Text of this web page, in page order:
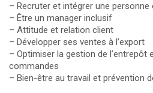
– Recruter et intégrer une
– Être un manager inclusif
– Attitude et relation client
– Développer ses ventes à l’export
– Optimiser la gestion de l’entrepôt
commandes
– Bien-être au travail et prévention